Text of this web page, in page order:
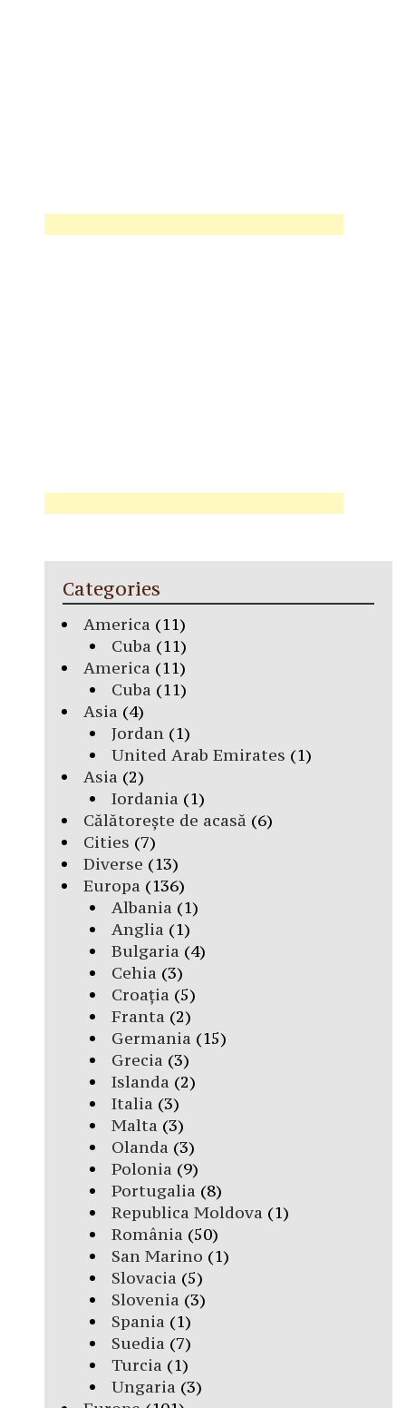
Categories
America (11)
Cuba (11)
America (11)
Cuba (11)
Asia (4)
Jordan(1)
United Arab Emirates (1)
Asia (2)
Iordania (1)
Călătorește de acasă (6)
Cities (7)
Diverse (13)
Europa (136)
Albania (1)
Anglia (1)
Bulgaria (4)
Cehia (3)
Croația (5)
Franta (2)
Germania (15)
Grecia (3)
Islanda (2)
Italia (3)
Malta (3)
Olanda (3)
Polonia (9)
Portugalia (8)
Republica Moldova (1)
România (50)
San Marino (1)
Slovacia (5)
Slovenia (3)
Spania (1)
Suedia (7)
Turcia (1)
Ungaria (3)